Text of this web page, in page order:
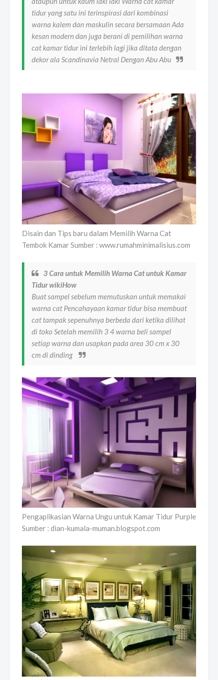
tidur yang satu ini terinspirasi dari kombinasi
warna kalem dan maskulin secara bersamaan Ada
kesan modern dan juga berani di pemilihan warna
cat kamar tidur ini terlebih lagi jika ditata dengan
dekor ala Scandinavia Netral Dengan Abu Abu
Disain dan Tips baru dalam Memilih Warna Cat
Tembok Kamar Sumber : www.rumahminimalisius.com
3 Cara untuk Memilih Warna Cat untuk Kamar
Tidur wikiHow
Buat sampel sebelum memutuskan untuk memakai
warna cat Pencahayaan kamar tidur bisa membuat
cat tampak sepenuhnya berbeda dari ketika dilihat
di toko Setelah memilih 3 4 warna beli sampel
setiap warna dan usapkan pada area 30 cm x 30
cm di dinding
Pengaplikasian Warna Ungu untuk Kamar Tidur Purple
Sumber : dian-kumala-muman.blogspot.com